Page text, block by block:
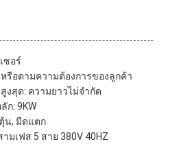
ซอร์
รือตามความต้องการของลูกค้า
งสุด: ความยาวไม่จํากัด
ก: 9KW
น, มีดแตก
มเฟส 5 สาย 380V 40HZ